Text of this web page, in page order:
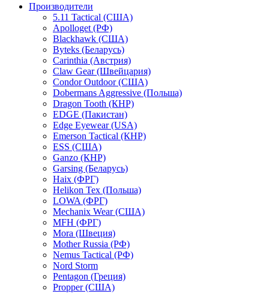
Производители
5.11 Tactical (США)
Apolloget (РФ)
Blackhawk (США)
Byteks (Беларусь)
Carinthia (Австрия)
Claw Gear (Швейцария)
Condor Outdoor (США)
Dobermans Aggressive (Польша)
Dragon Tooth (КНР)
EDGE (Пакистан)
Edge Eyewear (USA)
Emerson Tactical (КНР)
ESS (США)
Ganzo (КНР)
Garsing (Беларусь)
Haix (ФРГ)
Helikon Tex (Польша)
LOWA (ФРГ)
Mechanix Wear (США)
MFH (ФРГ)
Mora (Швеция)
Mother Russia (РФ)
Nemus Tactical (РФ)
Nord Storm
Pentagon (Греция)
Propper (США)